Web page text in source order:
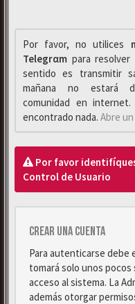
Por favor, no utilices
Telegrαm para resolver
sentido es transmitir
mañana no estará
comunidad en
encontrado nada. Abre
Por favor
Control de Usuario
Crear una cuenta
Para autenticarse debe
tomará solo unos
acceso al sistema. La
además otorgar